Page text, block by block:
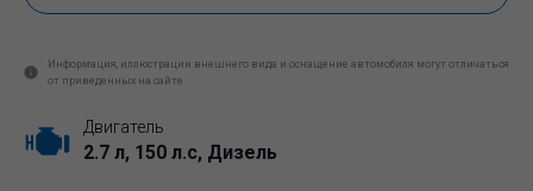
Информация, иллюстрации внешнего вида и оснащение автомобиля могут отличаться
от приведенных на сайте.
Двигатель
2.7 л, 150 л.с, Дизель